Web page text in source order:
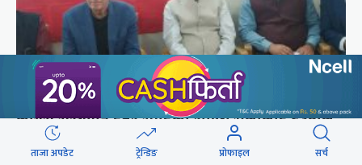
कांग्रेस संस्थापन इतर समूहको राष्ट्रिय भेलालाई देउवाले
सम्बोधन गर्ने
ताजा अपडेट ट्रेन्डिङ प्रोफाइल सर्च